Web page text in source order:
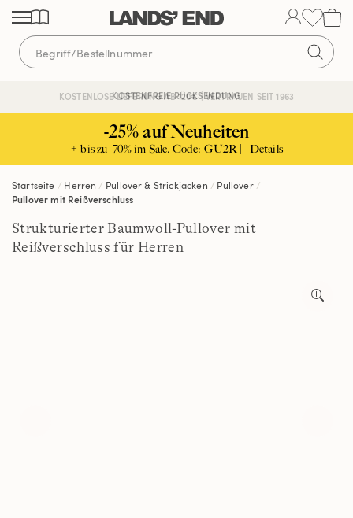
Direkt
zum
Inhalt
Direkt
zur
Navigation
Direkt
zur
Suche
KOSTENLOSE LIEFERUNG AB 120€ | VERTRAUEN SEIT 1963
KOSTENFREIE RÜCKSENDUNG
-25% auf Neuheiten
+ bis zu -70% im Sale. Code: GU2R | Details
Startseite Herren Pullover & Strickjacken
Pullover
Pullover mit Reißverschluss
Strukturierter Baumwoll-Pullover mit
Reißverschluss für Herren